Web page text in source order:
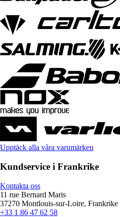
Upptäck alla våra varumärken
Kundservice i Frankrike
Kontakta oss
11 rue Bernard Maris
37270 Montlouis-sur-Loire, Frankrike
+33 1 86 47 62 58